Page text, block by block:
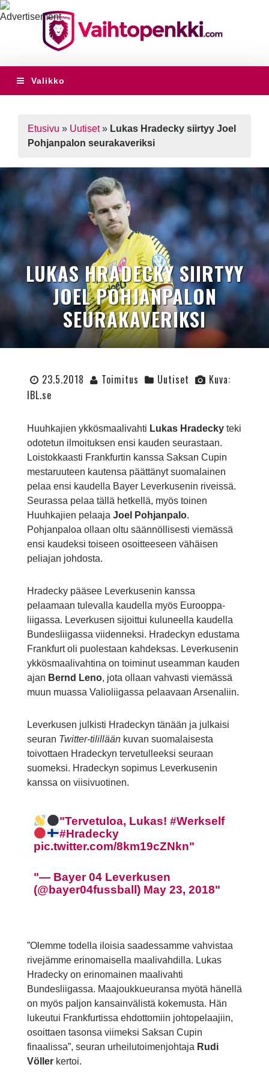
Valikko
Etusivu » Uutiset» Lukas Hradecky siirtyy Joel
Pohjanpalon seurakaveriksi
LUKAS HRADECKY SIIRTYY
JOEL POHJANPALON
SEURAKAVERIKSI
23.5.2018 Toimitus Uutiset
Kuva:
IBL.se
Huuhkajien ykkösmaalivahti Lukas Hradecky teki
odotetun ilmoituksen ensi kauden seurastaan.
Loistokkaasti Frankfurtin kanssa Saksan Cupin
mestaruuteen kautensa päättänyt suomalainen
pelaa ensi kaudella Bayer Leverkusenin riveissä.
Seurassa pelaa tällä hetkellä, myös toinen
Huuhkajien pelaaja Joel Pohjanpalo.
Pohjanpaloa ollaan oltu säännöllisesti viemässä
ensi kaudeksi toiseen osoitteeseen vähäisen
peliajan johdosta.
Hradecky pääsee Leverkusenin kanssa
pelaamaan tulevalla kaudella myös Eurooppa-
liigassa. Leverkusen sijoittui kuluneella kaudella
Bundesliigassa viidenneksi. Hradeckyn edustama
Frankfurt oli puolestaan kahdeksas. Leverkusenin
ykkösmaalivahtina on toiminut useamman kauden
ajan Bernd Leno, jota ollaan vahvasti viemässä
muun muassa Valioliigassa pelaavaan Arsenaliin.
Leverkusen julkisti Hradeckyn tänään ja julkaisi
seuran Twitter-tilillään kuvan suomalaisesta
toivottaen Hradeckyn tervetulleeksi seuraan
suomeksi. Hradeckyn sopimus Leverkusenin
kanssa on viisivuotinen.
Tervetuloa, Lukas!#Werkself
#Hradecky
pic.twitter.com/8km19cZNkn
— Bayer 04 Leverkusen
(@bayer04fussball) May 23, 2018
”Olemme todella iloisia saadessamme vahvistaa
rivejämme erinomaisella maalivahdilla. Lukas
Hradecky on erinomainen maalivahti
Bundesliigassa. Maajoukkueuransa myötä hänellä
on myös paljon kansainvälistä kokemusta. Hän
lukeutui Frankfurtissa ehdottomiin johtopelaajiin,
osoittaen tasonsa viimeksi Saksan Cupin
finaalissa”, seuran urheilutoimenjohtaja Rudi
Völler kertoi.